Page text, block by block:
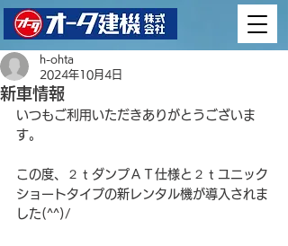
新車情報
h-ohta
2024年10月4日
いつもご利用いただきありがとうございま
す。
この度、２ｔダンプＡＴ仕様と２ｔユニック
ショートタイプの新レンタル機が導入されま
した(^^)/